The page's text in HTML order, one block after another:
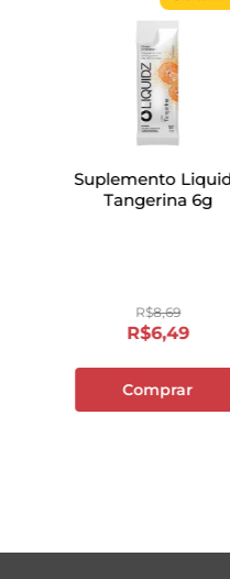
de saúde e
diária muito mais
Suplemento
Tangerina 6g
R$8,69
R$6,49
Comprar